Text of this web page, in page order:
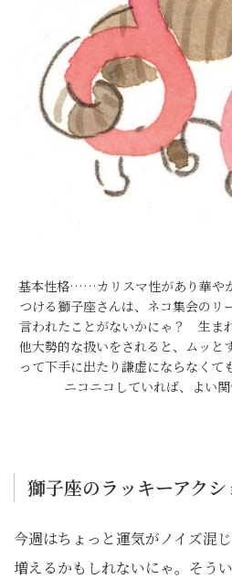
基本性格……カリスマ性があり華や
つける獅子座さんは、ネコ集会のリ
言われたことがないかにゃ？ 生ま
他大勢的な扱いをされると、ムッと
って下手に出たり謙虚にならなくて
ニコニコしていれば、よい関
獅子座のラッキーアクシ
今週はちょっと運気がノイズ混
増えるかもしれないにゃ。そう